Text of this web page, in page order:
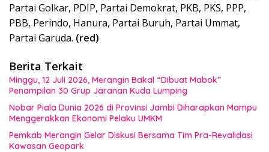
Partai Golkar, PDIP, Partai Demokrat, PKB, PKS, PPP,
PBB, Perindo, Hanura, Partai Buruh, Partai Ummat,
Partai Garuda. (red)
Berita Terkait
Minggu, 12 Juli 2026, Merangin Bakal “Dibuat Mabok”
Penampilan 30 Grup Jaranan Kuda Lumping
Nobar Piala Dunia 2026 di Provinsi Jambi Diharapkan Mampu
Menggerakkan Ekonomi Pelaku UMKM
Pemkab Merangin Gelar Diskusi Bersama Tim Pra-Revalidasi
Kawasan Geopark